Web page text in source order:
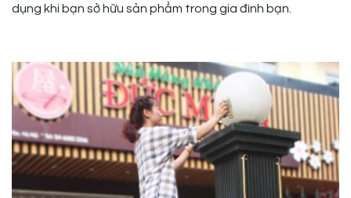
dụng khi bạn sở hữu sản phẩm trong gia đình bạn.